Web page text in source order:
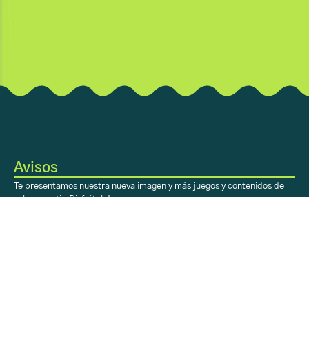
Avisos
Te presentamos nuestra nueva imagen y más juegos y contenidos de
valor para ti. ¡Disfrútalo!